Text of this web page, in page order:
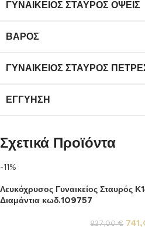
ΓΥΝΑΙΚΕΊΟΣ ΣΤΑΥΡΌΣ ΌΨΕΙΣ
ΒΆΡΟΣ
ΓΥΝΑΙΚΕΊΟΣ ΣΤΑΥΡΌΣ
ΕΓΓΎΗΣΗ
Σχετικά Προϊόντα
-11%
Λευκόχρυσος Γυναικείος Σταυρός
Διαμάντια κωδ.109757
837,00€